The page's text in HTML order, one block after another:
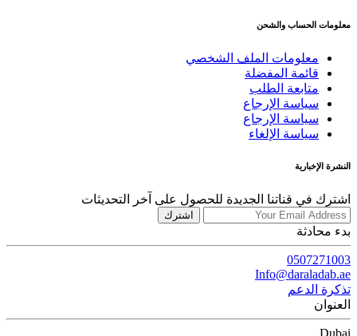
معلومات الحساب والشحن
معلومات الملف الشخصي
قائمة المفضلة
متابعة الطلب
سياسة الإرجاع
سياسة الإرجاع
سياسة الإلغاء
النشرة الإخبارية
اشترك في قناتنا الجديدة للحصول على آخر التحديثات
اشترك
بدء محادثة
0507271003
Info@daraladab.ae
تذكرة الدعم
العنوان
Dubai